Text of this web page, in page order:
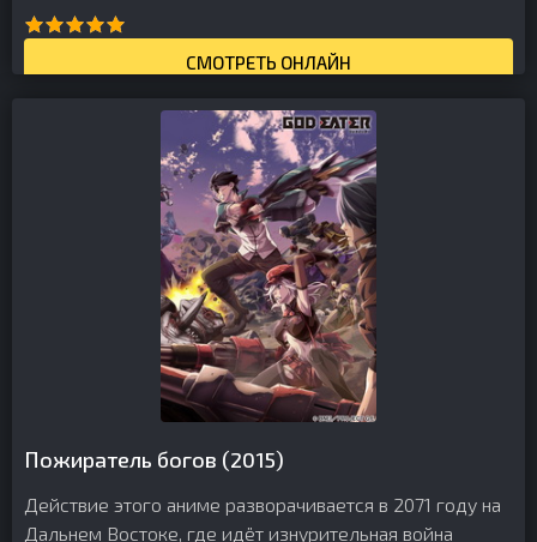
СМОТРЕТЬ ОНЛАЙН
Пожиратель богов (2015)
Действие этого аниме разворачивается в 2071 году на
Дальнем Востоке, где идёт изнурительная война